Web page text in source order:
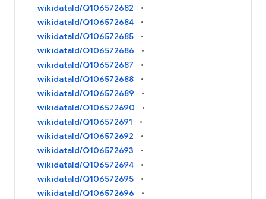
wikidataId/Q106572682
wikidataId/Q106572684
wikidataId/Q106572685
wikidataId/Q106572686
wikidataId/Q106572687
wikidataId/Q106572688
wikidataId/Q106572689
wikidataId/Q106572690
wikidataId/Q106572691
wikidataId/Q106572692
wikidataId/Q106572693
wikidataId/Q106572694
wikidataId/Q106572695
wikidataId/Q106572696